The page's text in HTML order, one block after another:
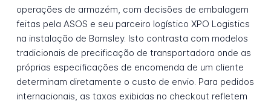
operações de armazém, com decisões de embalagem
feitas pela ASOS e seu parceiro logístico XPO Logistics
na instalação de Barnsley. Isto contrasta com modelos
tradicionais de precificação de transportadora onde as
próprias especificações de encomenda de um cliente
determinam diretamente o custo de envio. Para pedidos
internacionais, as taxas exibidas no checkout refletem